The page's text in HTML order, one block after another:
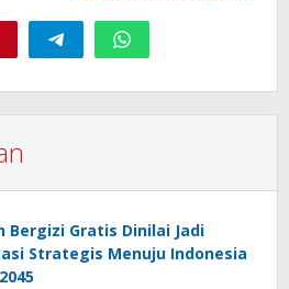
Bergizi Gratis Dinilai Jadi
Strategis Menuju Indonesia